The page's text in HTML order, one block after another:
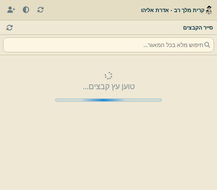
קרית מלך רב - אדרת אליהו
סייר הקבצים
טוען עץ קבצים...